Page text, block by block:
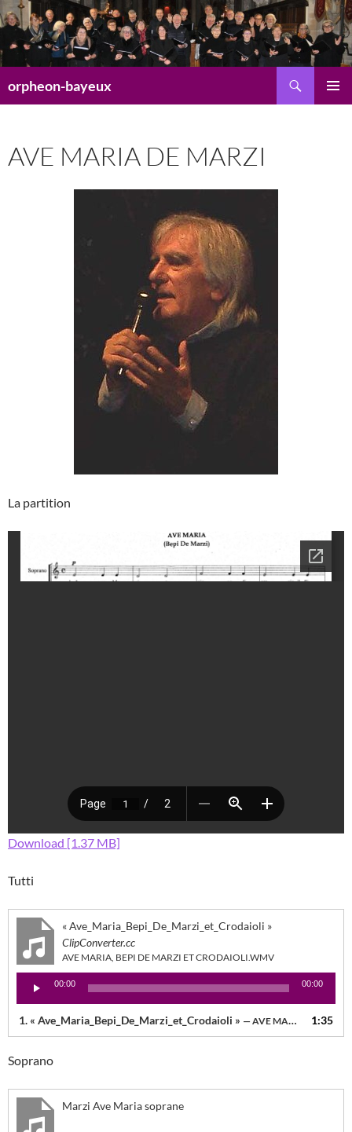
Aller
au
contenu
orpheon-bayeux
AVE MARIA DE MARZI
La partition
Download [1.37 MB]
Tutti
« Ave_Maria_Bepi_De_Marzi_et_Crodaioli »
ClipConverter.cc
AVE MARIA, BEPI DE MARZI ET CRODAIOLI.WMV
audio
00:00 00:00
1. « Ave_Maria_Bepi_De_Marzi_et_Crodaioli » — AVE MARIA, BEPI DE MARZI ET CRODAIOLI.WMV 1:35
Soprano
Marzi Ave Maria soprane